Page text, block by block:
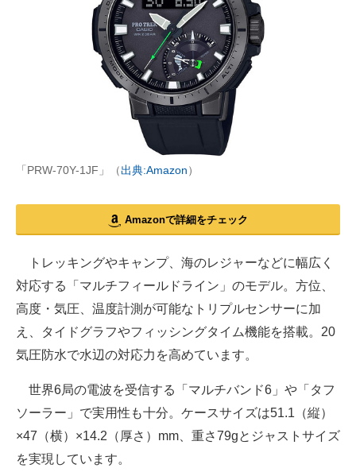
「PRW-70Y-1JF」（出典:Amazon）
Amazonで詳細をチェック
トレッキングやキャンプ、海のレジャーなどに幅広く
対応する「マルチフィールドライン」のモデル。方位、
高度・気圧、温度計測が可能なトリプルセンサーに加
え、タイドグラフやフィッシングタイム機能を搭載。20
気圧防水で水辺の対応力を高めています。
世界6局の電波を受信する「マルチバンド6」や「タフ
ソーラー」で実用性も十分。ケースサイズは51.1（縦）
×47（横）×14.2（厚さ）mm、重さ79gとジャストサイズ
を実現しています。